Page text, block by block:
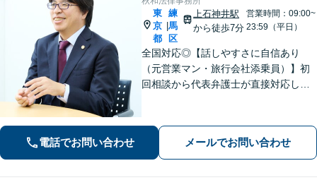
東
京
都
|
練
馬
区
上石神井駅
から徒歩7分
営業時間：09:00~
23:59（平日）
全国対応◎【話しやすさに自信あり
（元営業マン・旅行会社添乗員）】初
回相談から代表弁護士が直接対応し、
法の道筋をご案内し、無駄なやりとり
をしていただくことが無いように配慮
いたします。
電話でお問い合わせ メールでお問い合わせ